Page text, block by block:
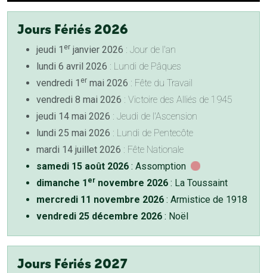
Jours Fériés 2026
jeudi 1 er janvier 2026 : Jour de l'an
lundi 6 avril 2026 : Lundi de Pâques
vendredi 1 er mai 2026 : Fête du Travail
vendredi 8 mai 2026 : Victoire des Alliés de 1945
jeudi 14 mai 2026 : Jeudi de l'Ascension
lundi 25 mai 2026 : Lundi de Pentecôte
mardi 14 juillet 2026 : Fête Nationale
samedi 15 août 2026 : Assomption
dimanche 1 er novembre 2026 : La Toussaint
mercredi 11 novembre 2026 : Armistice de 1918
vendredi 25 décembre 2026 : Noël
Jours Fériés 2027